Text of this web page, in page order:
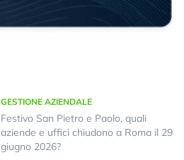
GESTIONE AZIENDALE
Festivo San Pietro e Paolo, quali
aziende e uffici chiudono a Roma il 29
giugno 2026?